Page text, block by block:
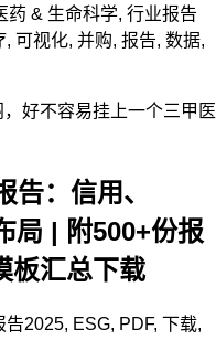
药 & 生命科学, 行业报告
, 可视化, 并购, 报告, 数据,
好不容易挂上一个三甲医
：信用、
局 | 附500+份报
板汇总下载
告2025, ESG, PDF, 下载,